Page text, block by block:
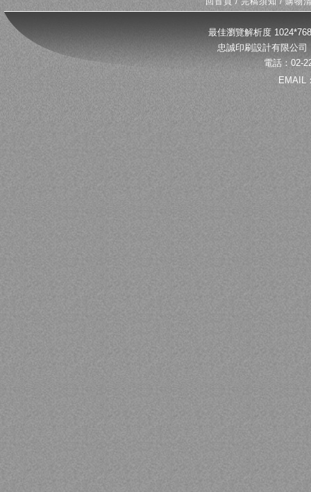
最佳瀏覽解析度
忠誠印刷設計有限公
電話：02-
EMAIL